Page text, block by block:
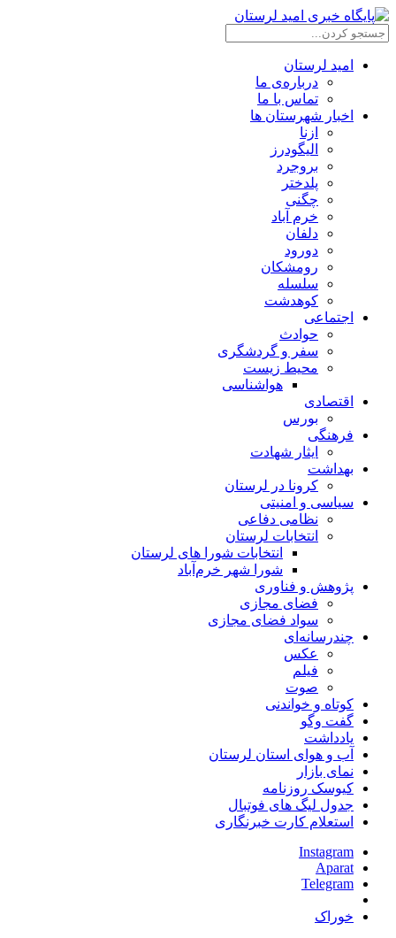
امید لرستان
درباره‌ی ما
تماس با ما
اخبار شهرستان ها
ازنا
الیگودرز
بروجرد
پلدختر
چگنی
خرم آباد
دلفان
دورود
رومشکان
سلسله
کوهدشت
اجتماعی
حوادث
سفر و گردشگری
محیط زیست
هواشناسی
اقتصادی
بورس
فرهنگی
ایثار شهادت
بهداشت
کرونا در لرستان
سیاسی و امنیتی
نظامی دفاعی
انتخابات لرستان
انتخابات شورا های لرستان
شورا شهر خرم‌آباد
پژوهش و فناوری
فضای مجازی
سواد فضای مجازی
چندرسانه‌ای
عكس
فیلم
صوت
کوتاه و خواندنی
گفت وگو
یادداشت
آب و هوای استان لرستان
نمای بازار
کیوسک روزنامه
جدول لیگ های فوتبال
استعلام کارت خبرنگاری
Instagram
Aparat
Telegram
خوراک